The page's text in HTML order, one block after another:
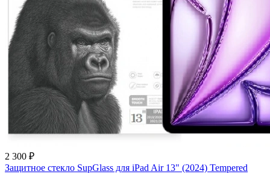
2 300 ₽
Защитное стекло SupGlass для iPad Air 13" (2024) Tempered